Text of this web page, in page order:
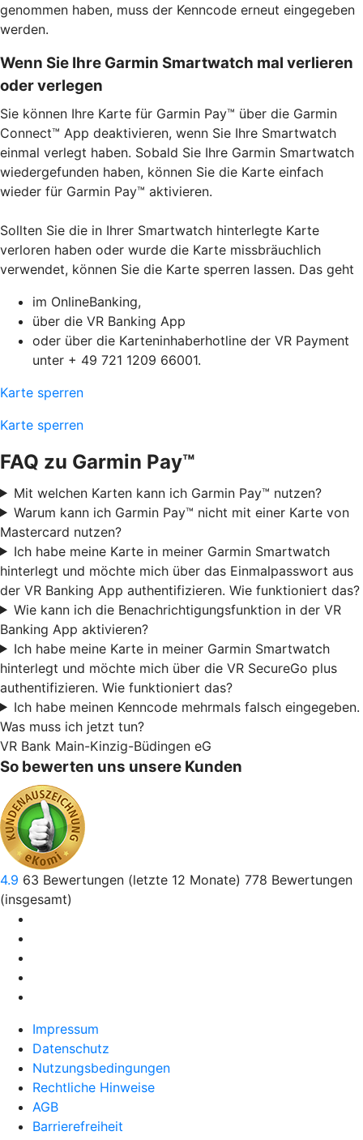
genommen haben, muss der Kenncode erneut eingegeben
werden.
Wenn Sie Ihre Garmin Smartwatch mal verlieren
oder verlegen
Sie können Ihre Karte für Garmin Pay™ über die Garmin
Connect™ App deaktivieren, wenn Sie Ihre Smartwatch
einmal verlegt haben. Sobald Sie Ihre Garmin Smartwatch
wiedergefunden haben, können Sie die Karte einfach
wieder für Garmin Pay™ aktivieren.
Sollten Sie die in Ihrer Smartwatch hinterlegte Karte
verloren haben oder wurde die Karte missbräuchlich
verwendet, können Sie die Karte sperren lassen. Das geht
im OnlineBanking,
über die VR Banking App
oder über die Karteninhaberhotline der VR Payment
unter + 49 721 1209 66001.
Karte sperren
Karte sperren
FAQ zu Garmin Pay™
Mit welchen Karten kann ich Garmin Pay™ nutzen?
Warum kann ich Garmin Pay™ nicht mit einer Karte von
Mastercard nutzen?
Ich habe meine Karte in meiner Garmin Smartwatch
hinterlegt und möchte mich über das Einmalpasswort aus
der VR Banking App authentifizieren. Wie funktioniert das?
Wie kann ich die Benachrichtigungsfunktion in der VR
Banking App aktivieren?
Ich habe meine Karte in meiner Garmin Smartwatch
hinterlegt und möchte mich über die VR SecureGo plus
authentifizieren. Wie funktioniert das?
Ich habe meinen Kenncode mehrmals falsch eingegeben.
Was muss ich jetzt tun?
VR Bank Main-Kinzig-Büdingen eG
So bewerten uns unsere Kunden
4.9 63 Bewertungen (letzte 12 Monate) 778 Bewertungen
(insgesamt)
Impressum
Datenschutz
Nutzungsbedingungen
Rechtliche Hinweise
AGB
Barrierefreiheit